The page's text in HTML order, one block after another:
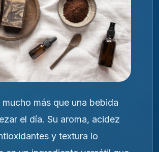
mucho más que una bebida
el día. Su aroma, acidez
y textura lo